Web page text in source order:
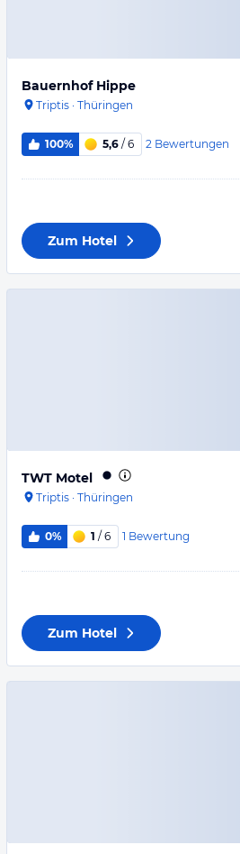
Bauernhof Hippe
Triptis · Thüringen
100% 5,6 / 6 2 Bewertungen
Zum Hotel
TWT Motel
Triptis · Thüringen
0% 1 / 6 1 Bewertung
Zum Hotel